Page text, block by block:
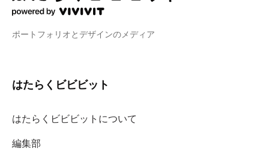
ポートフォリオとデザインのメディア
はたらくビビビット
はたらくビビビットについて
編集部